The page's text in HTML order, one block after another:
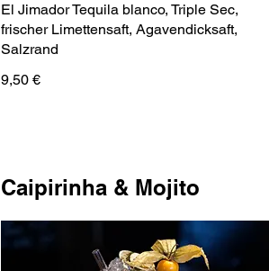
El Jimador Tequila blanco, Triple Sec,
frischer Limettensaft, Agavendicksaft,
Salzrand
9,50 €
Caipirinha & Mojito